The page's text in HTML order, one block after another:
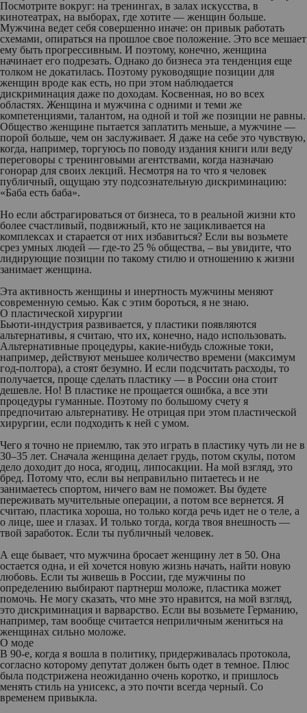
Посмотрите вокруг: на тренингах, в залах искусства, в
кинотеатрах, на выборах, где хотите — женщин больше.
Мужчина ведет себя совершенно иначе: он привык работать
схемами, опираться на прошлое свое положение. Это все мешает
ему быть прогрессивным. И поэтому, конечно, женщина
начинает его подрезать. Однако до бизнеса эта тенденция еще
толком не докатилась. Поэтому руководящие позиции для
женщин вроде как есть, но при этом наблюдается
дискриминация даже по доходам. Косвенная, но во всех
областях. Женщина и мужчина с одними и теми же
компетенциями, талантом, на одной и той же позиции не равны.
Общество женщине пытается заплатить меньше, а мужчине —
порой больше, чем он заслуживает. Я даже на себе это чувствую,
когда, например, торгуюсь по поводу издания книги или веду
переговоры с тренинговыми агентствами, когда назначаю
гонорар для своих лекций. Несмотря на то что я человек
публичный, ощущаю эту подсознательную дискриминацию:
«Баба есть баба».
Но если абстрагироваться от бизнеса, то в реальной жизни кто
более счастливый, подвижный, кто не зацикливается на
комплексах и старается от них избавиться? Если вы возьмете
срез умных людей — где-то 25 % общества, – вы увидите, что
лидирующие позиции по такому стилю и отношению к жизни
занимает женщина.
Эта активность женщины и инертность мужчины меняют
современную семью. Как с этим бороться, я не знаю.
О пластической хирургии
Бьюти-индустрия развивается, у пластики появляются
альтернативы, я считаю, что их, конечно, надо использовать.
Альтернативные процедуры, какие-нибудь сложные токи,
например, действуют меньшее количество времени (максимум
год-полтора), а стоят безумно. И если подсчитать расходы, то
получается, проще сделать пластику — в России она стоит
дешевле. Но! В пластике не прощается ошибка, а все эти
процедуры гуманные. Поэтому по большому счету я
предпочитаю альтернативу. Не отрицая при этом пластической
хирургии, если подходить к ней с умом.
Чего я точно не приемлю, так это играть в пластику чуть ли не в
30–35 лет. Сначала женщина делает грудь, потом скулы, потом
дело доходит до носа, ягодиц, липосакции. На мой взгляд, это
бред. Потому что, если вы неправильно питаетесь и не
занимаетесь спортом, ничего вам не поможет. Вы будете
переживать мучительные операции, а потом все вернется. Я
считаю, пластика хороша, но только когда речь идет не о теле, а
о лице, шее и глазах. И только тогда, когда твоя внешность —
твой заработок. Если ты публичный человек.
А еще бывает, что мужчина бросает женщину лет в 50. Она
остается одна, и ей хочется новую жизнь начать, найти новую
любовь. Если ты живешь в России, где мужчины по
определению выбирают партнерш моложе, пластика может
помочь. Не могу сказать, что мне это нравится, на мой взгляд,
это дискриминация и варварство. Если вы возьмете Германию,
например, там вообще считается неприличным жениться на
женщинах сильно моложе.
О моде
В 90-е, когда я вошла в политику, придерживалась протокола,
согласно которому депутат должен быть одет в темное. Плюс
была подстрижена неожиданно очень коротко, и пришлось
менять стиль на унисекс, а это почти всегда черный. Со
временем привыкла.